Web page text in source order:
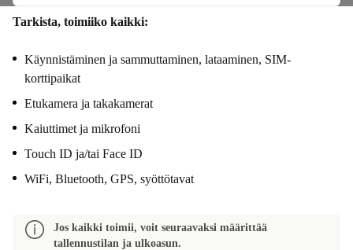
Tarkista, toimiiko kaikki:
Käynnistäminen ja sammuttaminen, lataaminen, SIM-
korttipaikat
Etukamera ja takakamerat
Kaiuttimet ja mikrofoni
Touch ID ja/tai Face ID
WiFi, Bluetooth, GPS, syöttötavat
Jos kaikki toimii, voit seuraavaksi määrittää
tallennustilan ja ulkoasun.